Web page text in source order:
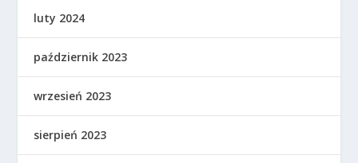
luty 2024
październik 2023
wrzesień 2023
sierpień 2023